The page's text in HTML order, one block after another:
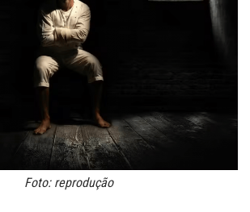
Foto: reprodução